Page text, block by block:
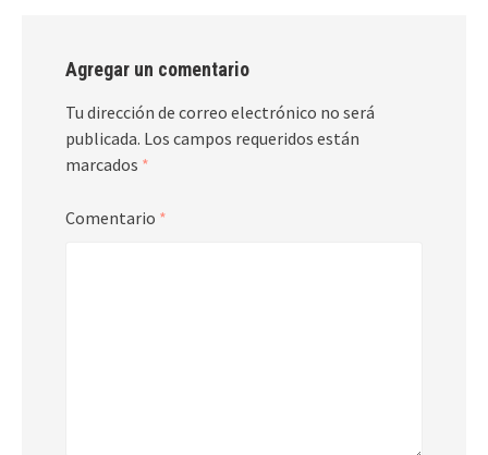
Agregar un comentario
Tu dirección de correo electrónico no será
publicada. Los campos requeridos están
marcados *
Comentario *